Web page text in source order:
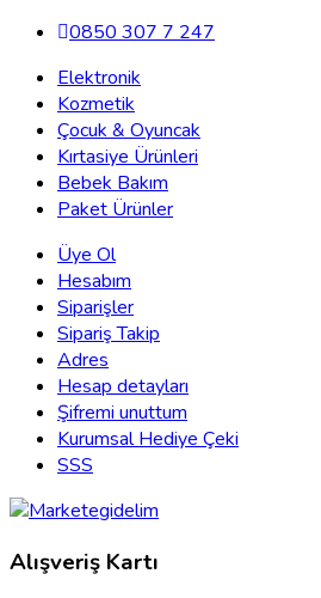
0850 307 7 247
Elektronik
Kozmetik
Çocuk & Oyuncak
Kırtasiye Ürünleri
Bebek Bakım
Paket Ürünler
Üye Ol
Hesabım
Siparişler
Sipariş Takip
Adres
Hesap detayları
Şifremi unuttum
Kurumsal Hediye Çeki
SSS
Alışveriş Kartı